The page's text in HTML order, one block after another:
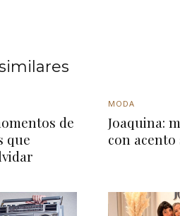
de
que
MODA
Joaquina:
con